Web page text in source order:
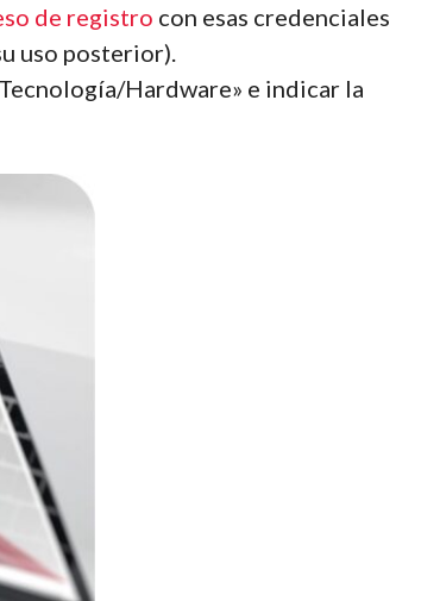
de registro con esas credenciales
uso posterior).
Hardware» e indicar la